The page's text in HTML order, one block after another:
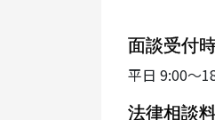
面談受付
平日 9:00～
法律相談